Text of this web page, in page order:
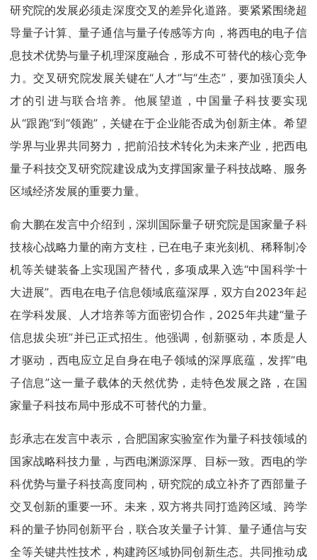
研究院的发展必须走深度交叉的差异化道路。要紧紧围绕超
导量子计算、量子通信与量子传感等方向，将西电的电子信
息技术优势与量子机理深度融合，形成不可替代的核心竞争
力。交叉研究院发展关键在“人才”与“生态”，要加强顶尖人
才的引进与联合培养。他展望道，中国量子科技要实现
从“跟跑”到“领跑”，关键在于企业能否成为创新主体。希望
学界与业界共同努力，把前沿技术转化为未来产业，把西电
量子科技交叉研究院建设成为支撑国家量子科技战略、服务
区域经济发展的重要力量。
俞大鹏在发言中介绍到，深圳国际量子研究院是国家量子科
技核心战略力量的南方支柱，已在电子束光刻机、稀释制冷
机等关键装备上实现国产替代，多项成果入选“中国科学十
大进展”。西电在电子信息领域底蕴深厚，双方自2023年起
在学科发展、人才培养等方面密切合作，2025年共建“量子
信息拔尖班”并已正式招生。他强调，创新驱动，本质是人
才驱动，西电应立足自身在电子领域的深厚底蕴，发挥“电
子信息”这一量子载体的天然优势，走特色发展之路，在国
家量子科技布局中形成不可替代的力量。
彭承志在发言中表示，合肥国家实验室作为量子科技领域的
国家战略科技力量，与西电渊源深厚、目标一致。西电的学
科优势与量子科技高度同构，研究院的成立补齐了西部量子
交叉创新的重要一环。未来，双方将共同打造跨区域、跨学
科的量子协同创新平台，联合攻关量子计算、量子通信与安
全等关键共性技术，构建跨区域协同创新生态。共同推动成